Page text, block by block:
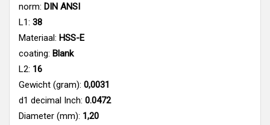
norm: DIN ANSI
L1: 38
Materiaal: HSS-E
coating: Blank
L2: 16
Gewicht (gram): 0,0031
d1 decimal Inch: 0.0472
Diameter (mm): 1,20